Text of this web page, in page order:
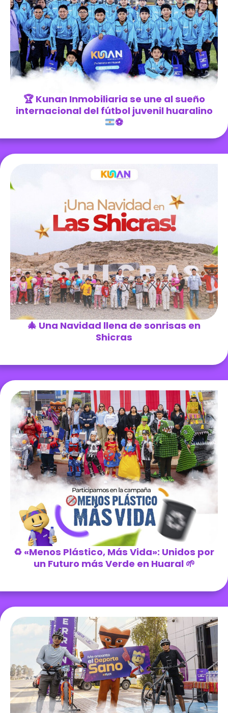
🏆Kunan Inmobiliaria se une al sueño
internacional del fútbol juvenil huaralino
⚽
🎄 Una Navidad llena de sonrisas en
Shicras
♻️ «Menos Plástico, Más Vida»: Unidos por
un Futuro más Verde en Huaral 🌱